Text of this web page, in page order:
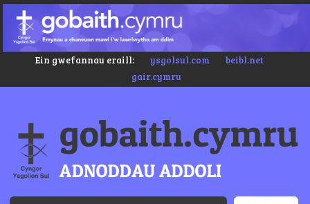
Ein gwefannau eraill: ysgolsul.com
beibl.net
gair.cymru